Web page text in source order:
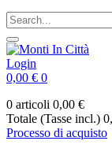
Login
0,00 € 0
0 articoli 0,00 €
Totale (Tasse incl.)
Processo di acquisto